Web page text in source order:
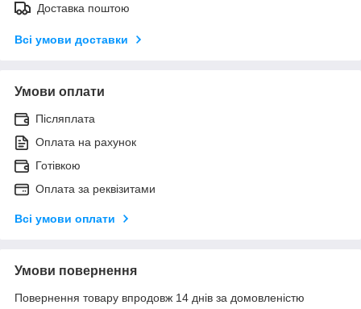
Доставка поштою
Всі умови доставки
Умови оплати
Післяплата
Оплата на рахунок
Готівкою
Оплата за реквізитами
Всі умови оплати
Умови повернення
Повернення товару впродовж 14 днів за домовленістю